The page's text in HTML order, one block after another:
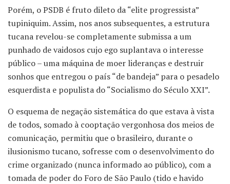
Porém, o PSDB é fruto dileto da “elite progressista”
tupiniquim. Assim, nos anos subsequentes, a estrutura
tucana revelou-se completamente submissa a um
punhado de vaidosos cujo ego suplantava o interesse
público – uma máquina de moer lideranças e destruir
sonhos que entregou o país “de bandeja” para o pesadelo
esquerdista e populista do “Socialismo do Século XXI”.
O esquema de negação sistemática do que estava à vista
de todos, somado à cooptação vergonhosa dos meios de
comunicação, permitiu que o brasileiro, durante o
ilusionismo tucano, sofresse com o desenvolvimento do
crime organizado (nunca informado ao público), com a
tomada de poder do Foro de São Paulo (tido e havido